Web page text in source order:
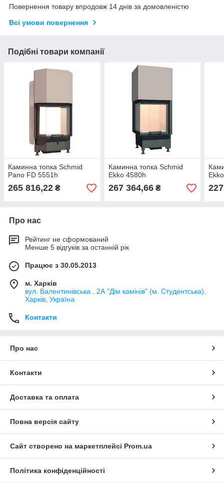
Повернення товару впродовж 14 днів за домовленістю
Всі умови повернення
Подібні товари компанії
Каминна топка Schmid
Pano FD 5551h
265 816,22 ₴
Каминна топка Schmid
Ekko 4580h
267 364,66₴
Про нас
Рейтинг не сформований
Менше 5 відгуків за останній рік
Працює з 30.05.2013
м. Харків
вул. Валентинівська , 2А "Дім камінів" (м. Студентська),
Харків, Україна
Контакти
Про нас
Контакти
Доставка та оплата
Повна версія сайту
Сайт створено на маркетплейсі Prom.ua
Політика конфіденційності